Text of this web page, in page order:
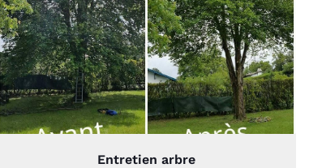
Entretien arbre